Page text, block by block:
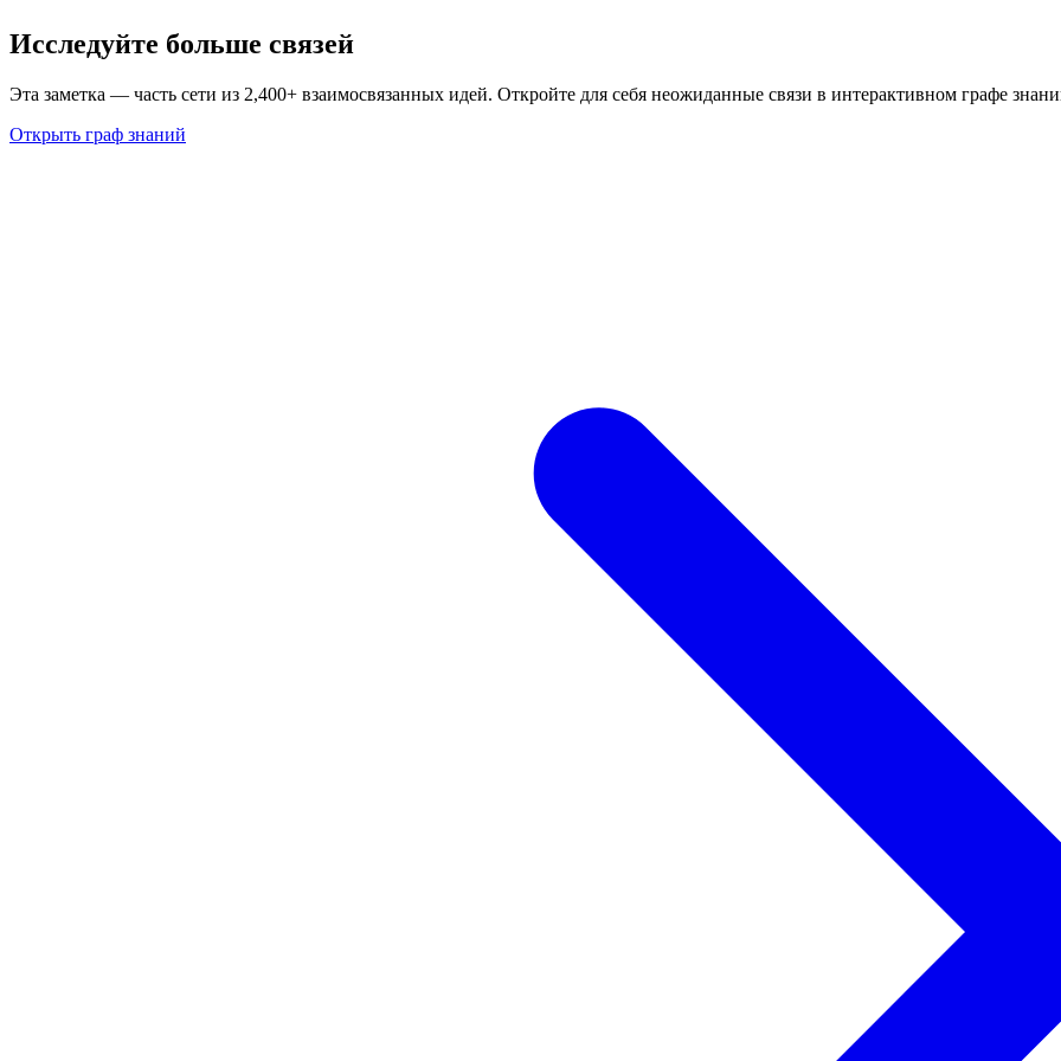
Исследуйте больше связей
Эта заметка — часть сети из 2,400+ взаимосвязанных идей. Откройте для себя неожиданные связи в интерактивном графе
Открыть граф знаний